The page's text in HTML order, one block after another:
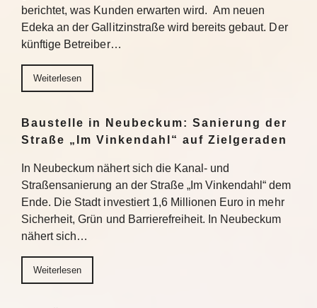
berichtet, was Kunden erwarten wird. Am neuen
Edeka an der Gallitzinstraße wird bereits gebaut. Der
künftige Betreiber…
Weiterlesen
Baustelle in Neubeckum: Sanierung der
Straße „Im Vinkendahl“ auf Zielgeraden
In Neubeckum nähert sich die Kanal- und
Straßensanierung an der Straße „Im Vinkendahl“ dem
Ende. Die Stadt investiert 1,6 Millionen Euro in mehr
Sicherheit, Grün und Barrierefreiheit. In Neubeckum
nähert sich…
Weiterlesen